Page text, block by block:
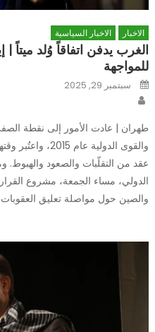
الاخبار الاخبار السياسية
الغرب يدفن اتفاقاً وُلد
للمواجهة
Posted
onسبتمبر 29, 2025
طهران | عادت الأمور إلى نقطة
والقوى الدولية
عقد من التقلّبات والصعود
الدولي، مساء الجمعة، مشروع
والصين حول مواصلة تعليق